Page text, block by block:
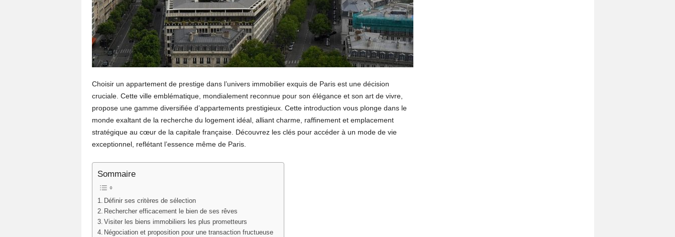
Choisir un appartement de prestige dans l’univers immobilier exquis de Paris est une décision
cruciale. Cette ville emblématique, mondialement reconnue pour son élégance et son art de vivre,
propose une gamme diversifiée d’appartements prestigieux. Cette introduction vous plonge dans le
monde exaltant de la recherche du logement idéal, alliant charme, raffinement et emplacement
stratégique au cœur de la capitale française. Découvrez les clés pour accéder à un mode de vie
exceptionnel, reflétant l’essence même de Paris.
Sommaire
Définir ses critères de sélection
Rechercher efficacement le bien de ses rêves
Visiter les biens immobiliers les plus prometteurs
Négociation et proposition pour une transaction fructueuse